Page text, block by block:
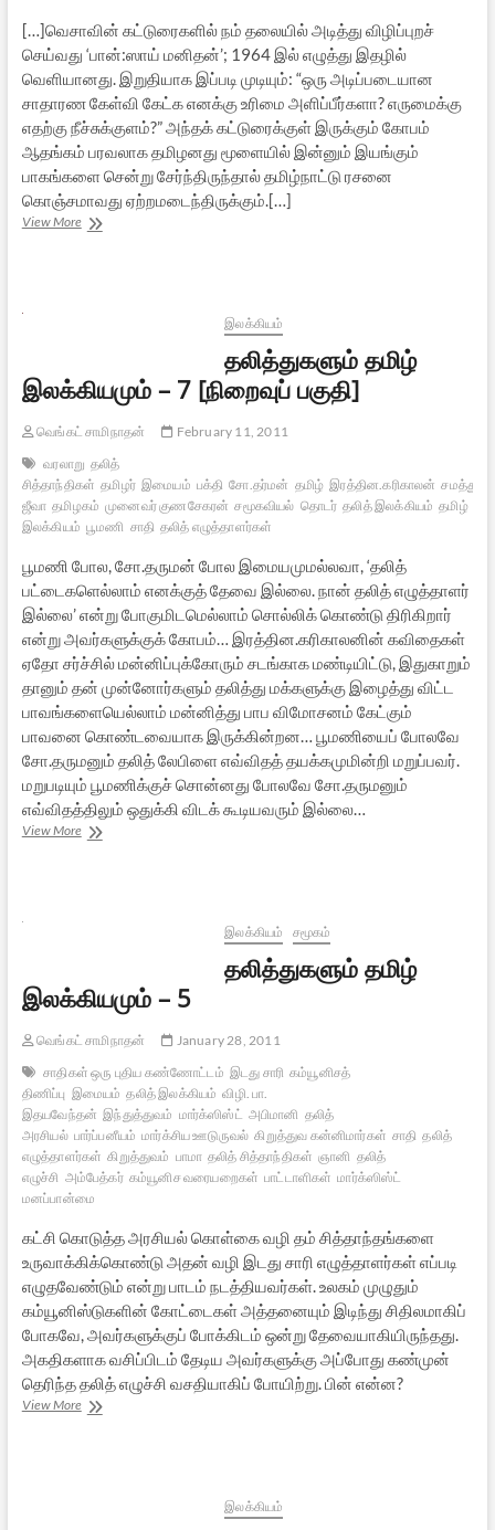
[…]வெசாவின் கட்டுரைகளில் நம் தலையில் அடித்து விழிப்புறச்
செய்வது ‘பான்:ஸாய் மனிதன்’; 1964 இல் எழுத்து இதழில்
வெளியானது. இறுதியாக இப்படி முடியும்: “ஒரு அடிப்படையான
சாதாரண கேள்வி கேட்க எனக்கு உரிமை அளிப்பீர்களா? எருமைக்கு
எதற்கு நீச்சுக்குளம்?” அந்தக் கட்டுரைக்குள் இருக்கும் கோபம்
ஆதங்கம் பரவலாக தமிழனது மூளையில் இன்னும் இயங்கும்
பாகங்களை சென்று சேர்ந்திருந்தால் தமிழ்நாட்டு ரசனை
கொஞ்சமாவது ஏற்றமடைந்திருக்கும்.[…]
View Moreநமக்கு
இலக்கியம்
தலித்துகளும் தமிழ்
இலக்கியமும் – 7 [நிறைவுப் பகுதி]
வெங்கட் சாமிநாதன்
February 11, 2011
வரலாறு தலித்
சித்தாந்திகள் தமிழர் இமையம் பக்தி சோ.தர்மன் தமிழ் இரத்தின.கரிகாலன்
ஜீவா தமிழகம் முனைவர் குணசேகரன் சமூகவியல் தொடர் தலித் இலக்கியம் தமிழ்
இலக்கியம் பூமணி சாதி தலித் எழுத்தாளர்கள்
பூமணி போல, சோ.தருமன் போல இமையமுமல்லவா, ‘தலித்
பட்டைகளெல்லாம் எனக்குத் தேவை இல்லை. நான் தலித் எழுத்தாளர்
இல்லை’ என்று போகுமிடமெல்லாம் சொல்லிக் கொண்டு திரிகிறார்
என்று அவர்களுக்குக் கோபம்… இரத்தின.கரிகாலனின் கவிதைகள்
ஏதோ சர்ச்சில் மன்னிப்புக்கோரும் சடங்காக மண்டியிட்டு, இதுகாறும்
தானும் தன் முன்னோர்களும் தலித்து மக்களுக்கு இழைத்து விட்ட
பாவங்களையெல்லாம் மன்னித்து பாப விமோசனம் கேட்கும்
பாவனை கொண்டவையாக இருக்கின்றன… பூமணியைப் போலவே
சோ.தருமனும் தலித் லேபிளை எவ்விதத் தயக்கமுமின்றி மறுப்பவர்.
மறுபடியும் பூமணிக்குச் சொன்னது போலவே சோ.தருமனும்
எவ்விதத்திலும் ஒதுக்கி விடக் கூடியவரும் இல்லை…
View Moreதலித்துகளும்
இலக்கியம் சமூகம்
தலித்துகளும் தமிழ்
இலக்கியமும் – 5
வெங்கட் சாமிநாதன்
January 28, 2011
சாதிகள் ஒரு புதிய கண்ணோட்டம் இடது சாரி கம்யூனிசத்
திணிப்பு இமையம் தலித் இலக்கியம் விழி. பா.
இதயவேந்தன் இந்துத்துவம் மார்க்ஸிஸ்ட் அபிமானி தலித்
அரசியல் பார்ப்பனீயம் மார்க்சிய ஊடுருவல் கிறுத்துவ கன்னிமார்கள் சாதி தலித்
எழுத்தாளர்கள் கிறுத்துவம் பாமா தலித் சித்தாந்திகள் ஞானி தலித்
எழுச்சி அம்பேத்கர் கம்யூனிச வரையறைகள் பாட்டாளிகள் மார்க்ஸிஸ்ட்
மனப்பான்மை
கட்சி கொடுத்த அரசியல் கொள்கை வழி தம் சித்தாந்தங்களை
உருவாக்கிக்கொண்டு அதன் வழி இடது சாரி எழுத்தாளர்கள் எப்படி
எழுதவேண்டும் என்று பாடம் நடத்தியவர்கள். உலகம் முழுதும்
கம்யூனிஸ்டுகளின் கோட்டைகள் அத்தனையும் இடிந்து சிதிலமாகிப்
போகவே, அவர்களுக்குப் போக்கிடம் ஒன்று தேவையாகியிருந்தது.
அகதிகளாக வசிப்பிடம் தேடிய அவர்களுக்கு அப்போது கண்முன்
தெரிந்த தலித் எழுச்சி வசதியாகிப் போயிற்று. பின் என்ன?
View Moreதலித்துகளும்
இலக்கியம்